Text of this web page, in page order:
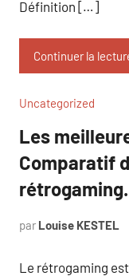
Définition […]
Continuer la
Uncategorized
Les
Comparatif
rétrogaming.
par Louise KESTEL
Le rétrogaming